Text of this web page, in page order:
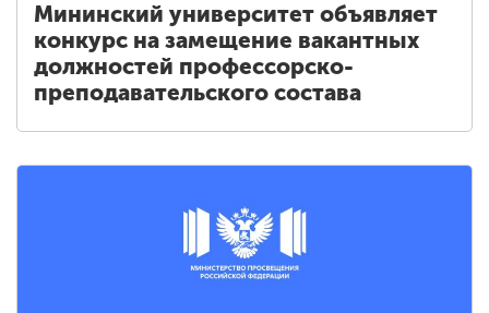
Мининский университет объявляет
конкурс на замещение вакантных
должностей профессорско-
преподавательского состава